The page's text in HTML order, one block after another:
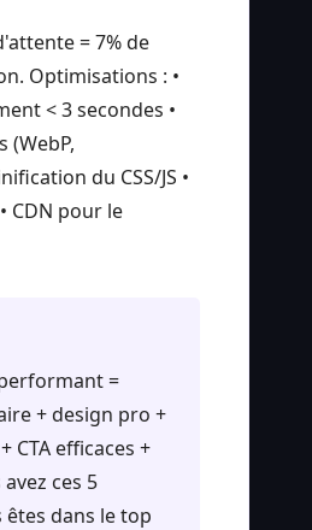
= 7% de
Optimisations : •
< 3 secondes •
(WebP,
du CSS/JS •
CDN pour le
=
+ design pro +
CTA efficaces +
ces 5
êtes dans le top